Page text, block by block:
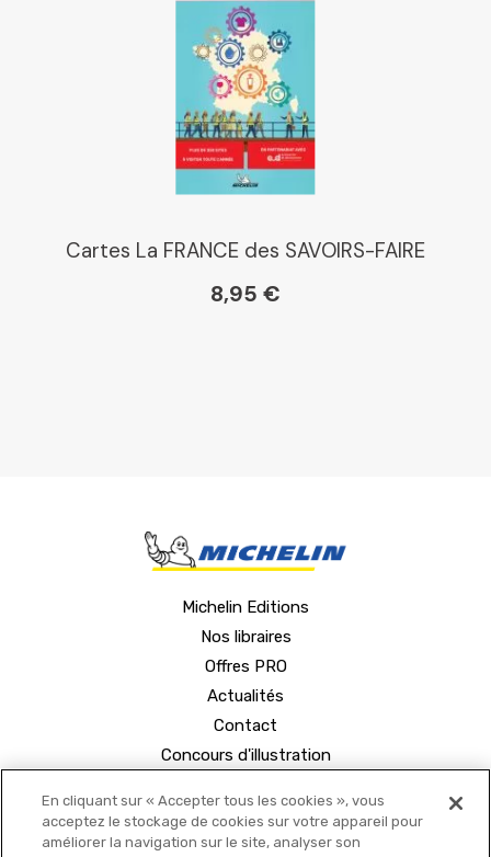
Cartes La FRANCE des SAVOIRS-FAIRE
8,95 €
Michelin Editions
Nos libraires
Offres PRO
Actualités
Contact
Concours d'illustration
En cliquant sur « Accepter tous les cookies », vous
acceptez le stockage de cookies sur votre appareil pour
améliorer la navigation sur le site, analyser son